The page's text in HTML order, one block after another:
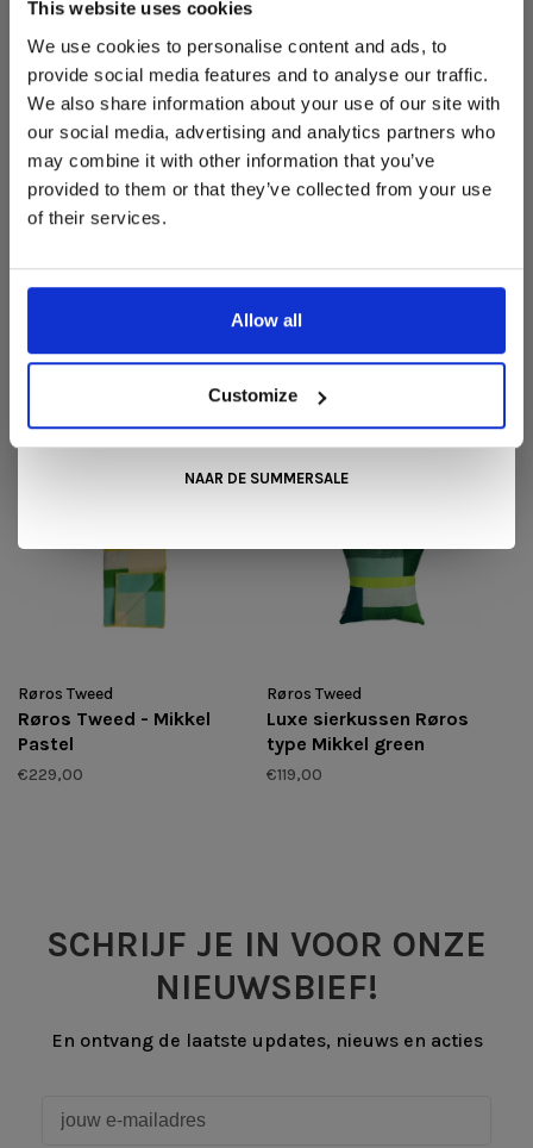
This website uses cookies
We use cookies to personalise content and ads, to
provide social media features and to analyse our traffic.
We also share information about your use of our site with
our social media, advertising and analytics partners who
may combine it with other information that you’ve
provided to them or that they’ve collected from your use
of their services.
Allow all
Customize
REVIEWS
• • • • •
0 sterren op basis van 0 beoordelingen
GERELATEERDE PRODUCTEN
Røros Tweed
Røros Tweed - Mikkel
Pastel
€229,00
Røros Tweed
Luxe sierkussen Røros
type Mikkel green
€119,00
SCHRIJF JE IN VOOR ONZE
NIEUWSBIEF!
En ontvang de laatste updates, nieuws en acties
In onze showroom vind je een uitgebreide selectie
designmeubelen van gerenommeerde Nederlandse en Europese
merken. Onder andere showroommodellen vanHarvink,
Gelderland,Swedese,Sculptures JeuxenArtisanzijn nu extra
voordelig verkrijgbaar. Profiteer van unieke aanbiedingen zolang
de voorraad strekt!
Liever nieuw bestellen? Ook dan krijgt u een vriendelijke
designmeubel geheel naar wens samen te stellen, met de
mag verwachten.
Kom langs in onze showroom, doe inspiratie op en ontdek de
mooiste aanbiedingen tijdens de
Summer Sale van Snip
. De koffie of thee staat voor je klaar!
NAAR DE SUMMERSALE